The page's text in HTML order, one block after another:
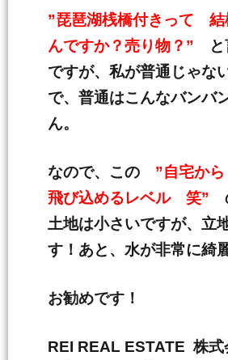
”琵琶湖桟橋付きって 結
んですか？売り物？” と
ですが、私が普通じゃな
で、普通はこんなバンバ
ん。
なので、この ”自宅か
飛び込めるレベル 笑”
土地は小さいですが、立
す！あと、水が非常に綺麗
お勧めです！
REI REAL ESTATE 株